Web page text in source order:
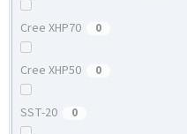
Cree XHP70 0
Cree XHP50 0
SST-20 0